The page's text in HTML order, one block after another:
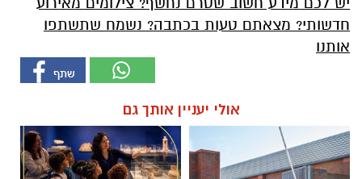
חדשותי? מצאתם טעות בכתבה? נשמח שתשתפו
אותנו
אולי יעניין אותך גם